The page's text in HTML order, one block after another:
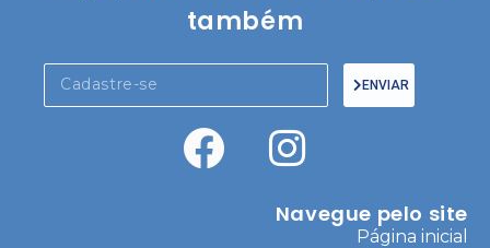
também
ENVIAR
Navegue pelo site
Página inicial